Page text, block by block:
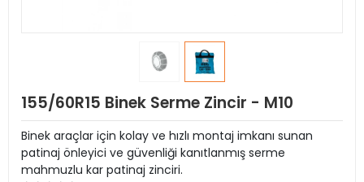
155/60R15 Binek Serme Zincir - M10
Binek araçlar için kolay ve hızlı montaj imkanı sunan
patinaj önleyici ve güvenliği kanıtlanmış serme
mahmuzlu kar patinaj zinciri.